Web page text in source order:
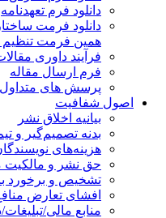
دانلود فرم تعهدنامه
دانلود فرمت
همین فرمت تنظیم و
فرآیند داوری مقالات
فرم ارسال مقاله
پرسش های متداول
اصول شفافیت
بیانیه اخلاق نشر
بدنه تصمیم‌گیر و تیم
هزینه‌های نویسندگان
حق نشر و مالکیت
تشخیص و برخورد با
افشای تعارض منافع
منابع مالی/تبلیغات/